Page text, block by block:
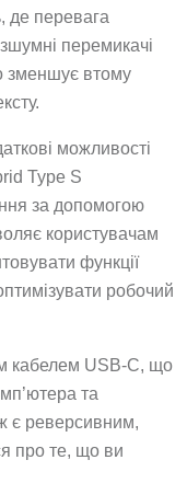
де перевага
перемикачі
зменшує втому
можливості
Type S
за допомогою
користувачам
функції
робочий
кабелем USB-C, що
та
є реверсивним,
про те, що ви